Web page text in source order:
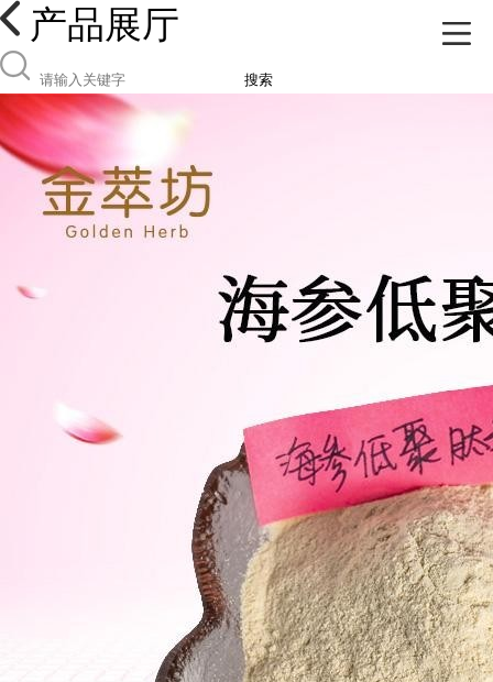
产品展厅
搜索